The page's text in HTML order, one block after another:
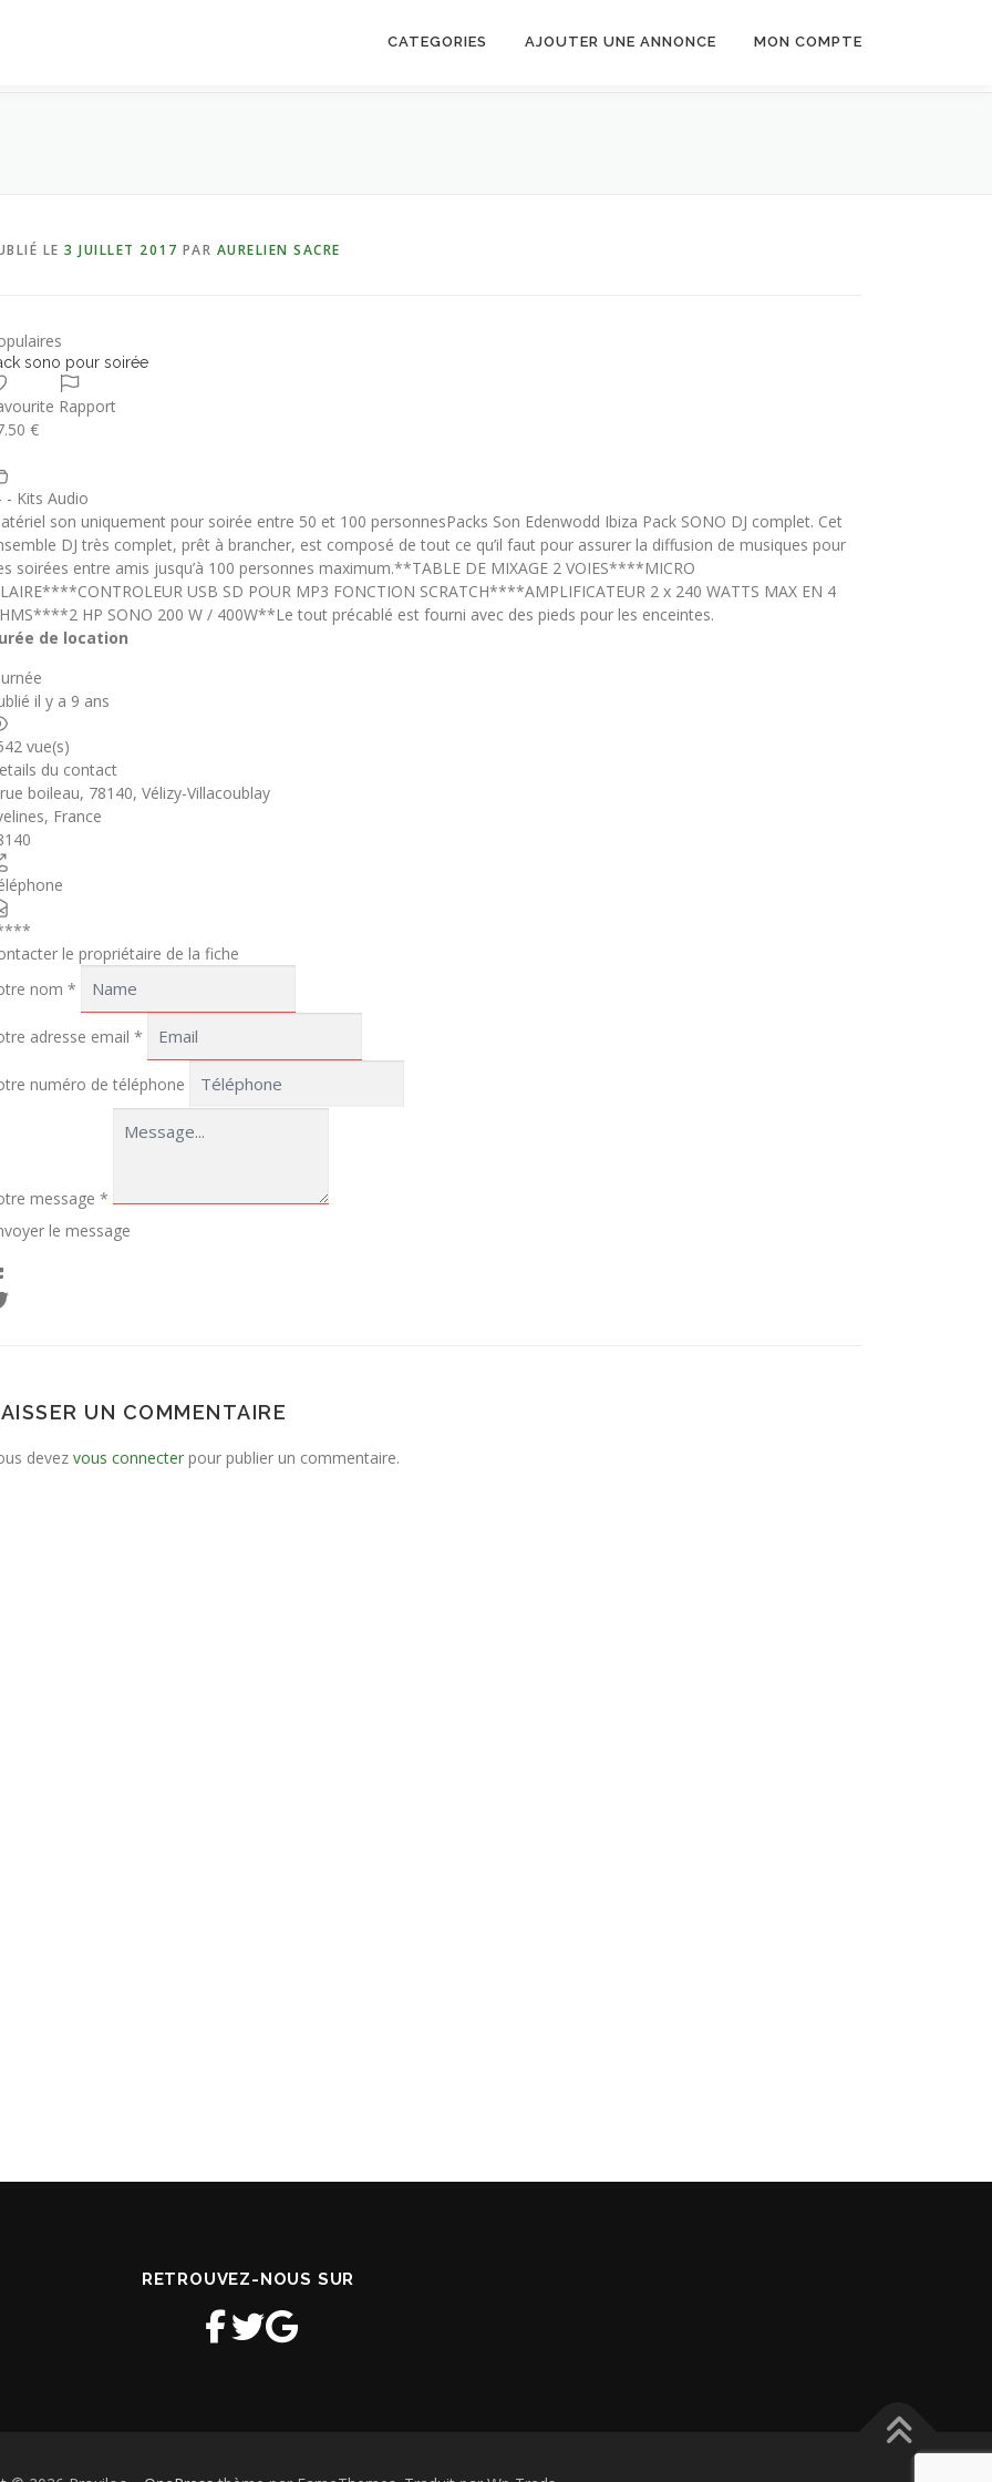
CATEGORIES AJOUTER UNE ANNONCE MON COMPTE
LE 3 JUILLET 2017 PAR AURELIEN SACRE
sono pour soirée
Rapport
€
- Kits Audio
son uniquement pour soirée entre 50 et 100 personnesPacks Son Edenwodd Ibiza Pack SONO DJ complet. Cet
DJ très complet, prêt à brancher, est composé de tout ce qu’il faut pour assurer la diffusion de musiques pour
soirées entre amis jusqu’à 100 personnes maximum.**TABLE DE MIXAGE 2 VOIES****MICRO
USB SD POUR MP3 FONCTION SCRATCH****AMPLIFICATEUR 2 x 240 WATTS MAX EN 4
HP SONO 200 W / 400W**Le tout précablé est fourni avec des pieds pour les enceintes.
de location
il y a 9 ans
vue(s)
du contact
boileau, 78140, Vélizy-Villacoublay
, France
le propriétaire de la fiche
nom *
adresse email *
numéro de téléphone
message *
le message
UN COMMENTAIRE
devez vous connecter pour publier un commentaire.
RETROUVEZ-NOUS SUR